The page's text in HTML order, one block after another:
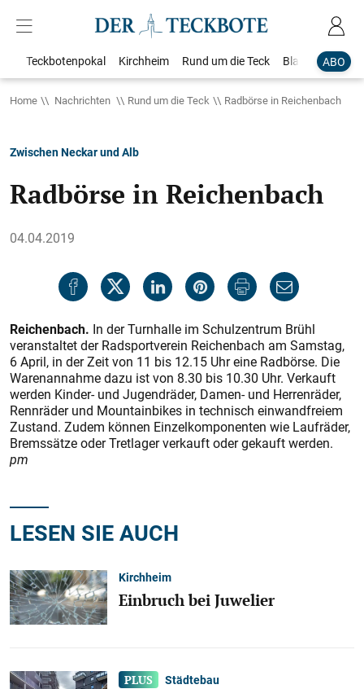
ABO
Teckbotenpokal Kirchheim Rund um die Teck Blaulicht
Home Nachrichten Rund um die Teck Radbörse in Reichenbach
Zwischen Neckar und Alb
Radbörse in Reichenbach
04.04.2019
Reichenbach. In der Turnhalle im Schulzentrum Brühl
veranstaltet der Radsportverein Reichenbach am Samstag,
6 April, in der Zeit von 11 bis 12.15 Uhr eine Radbörse. Die
Warenannahme dazu ist von 8.30 bis 10.30 Uhr. Verkauft
werden Kinder- und Jugendräder, Damen- und Herrenräder,
Rennräder und Mountainbikes in technisch einwandfreiem
Zustand. Zudem können Einzelkomponenten wie Laufräder,
Bremssätze oder Tretlager verkauft oder gekauft werden.
pm
LESEN SIE AUCH
Kirchheim
Einbruch bei Juwelier
Städtebau